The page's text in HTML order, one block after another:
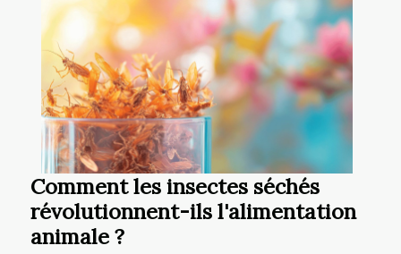
Comment les insectes séchés
révolutionnent-ils l'alimentation
animale ?